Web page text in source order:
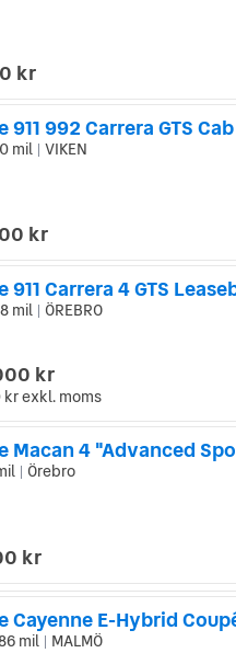
kr
911 992 Carrera GTS
mil VIKEN
kr
911 Carrera 4 GTS
mil ÖREBRO
kr
krexkl. moms
Macan 4 "Advanced
Örebro
kr
Cayenne E-Hybrid
mil MALMÖ